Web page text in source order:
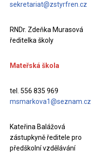
sekretariat@zstyrfren.cz
RNDr. Zdeňka Murasová
ředitelka školy
Mateřská škola
tel. 556 835 969
msmarkova1@seznam.cz
Kateřina Balážová
zástupkyně ředitele pro
předškolní vzdělávání